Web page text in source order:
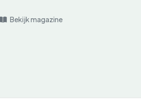
Bekijk magazine